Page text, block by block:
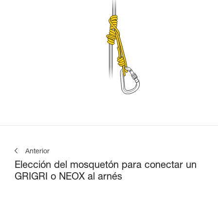
Anterior
Elección del mosquetón para conectar un
GRIGRI o NEOX al arnés